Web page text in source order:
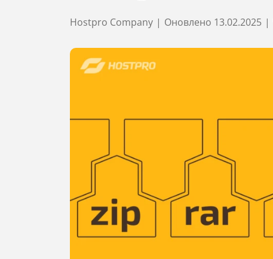
Hostpro Company | Оновлено 13.02.2025 |